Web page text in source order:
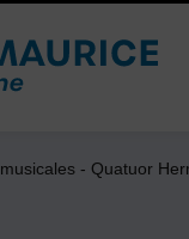
- Quatuor